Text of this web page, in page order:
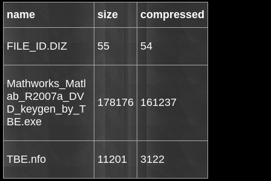
name size compressed
FILE_ID.DIZ 55 54
Mathworks_Matl
ab_R2007a_DV
D_keygen_by_T
BE.exe
178176 161237
TBE.nfo 11201 3122